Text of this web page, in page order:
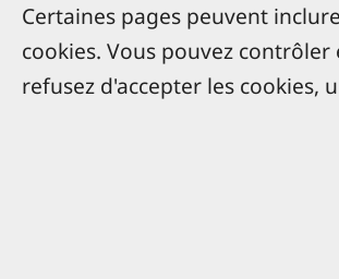
Certaines pages peuvent
cookies. Vous pouvez
refusez d'accepter les